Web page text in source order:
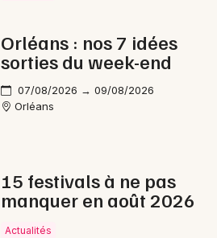
Orléans : nos 7 idées
sorties du week-end
07/08/2026 → 09/08/2026
Orléans
15 festivals à ne pas
manquer en août 2026
Actualités